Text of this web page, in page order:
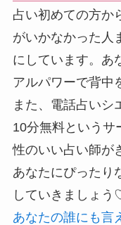
占い初めての方か
がいかなかった人
にしています。あ
アルパワーで背中
また、電話占いシ
10分無料というサ
性のいい占い師が
あなたにぴったり
していきましょう
あなたの誰にも言